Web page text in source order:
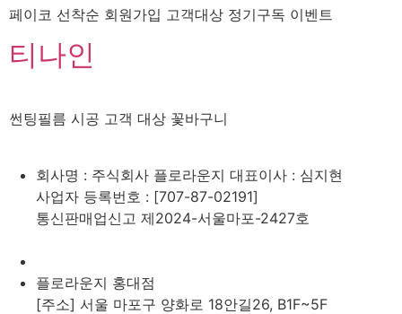
페이코 선착순 회원가입 고객대상 정기구독 이벤트
티나인
썬팅필름 시공 고객 대상 꽃바구니
회사명 : 주식회사 플로라운지 대표이사 : 심지현
사업자 등록번호 : [707-87-02191]
통신판매업신고 제2024-서울마포-2427호
플로라운지 홍대점
[주소] 서울 마포구 양화로 18안길26, B1F~5F